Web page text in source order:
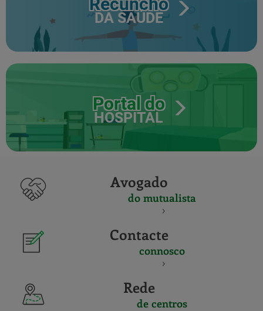
DA SAÚDE
Portal do
HOSPITAL
Avogado
do mutualista
Contacte
connosco
Rede
de centros